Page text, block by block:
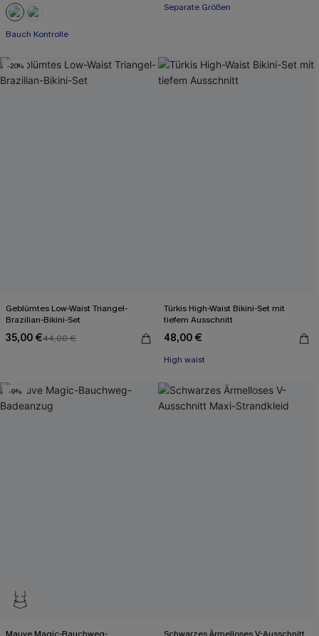
Bauch Kontrolle
Separate Größen
-20%
Geblümtes Low-Waist Triangel-
Brazilian-Bikini-Set
35,00 €44,00 €
Türkis High-Waist Bikini-Set mit
tiefem Ausschnitt
48,00 €
High waist
-9%